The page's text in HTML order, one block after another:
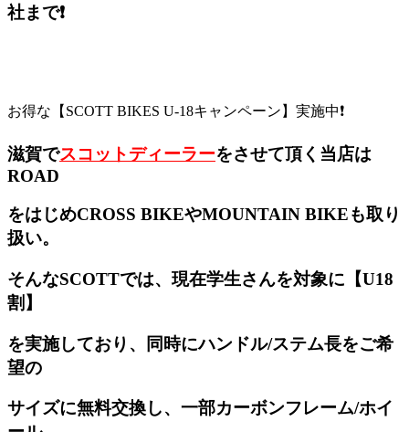
社まで❗️
お得な【SCOTT BIKES U-18キャンペーン】実施中❗️
滋賀でスコットディーラーをさせて頂く当店は
ROAD
をはじめCROSS BIKEやMOUNTAIN BIKEも取り
扱い。
そんなSCOTTでは、現在学生さんを対象に【U18
割】
を実施しており、同時にハンドル/ステム長をご希
望の
サイズに無料交換し、一部カーボンフレーム/ホイ